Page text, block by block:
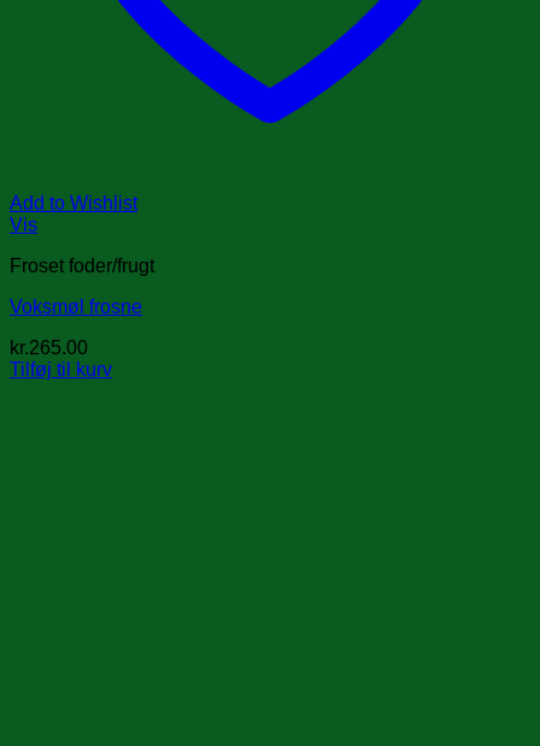
Add to Wishlist
Vis
Froset foder/frugt
Voksmøl frosne
kr.265.00
Tilføj til kurv